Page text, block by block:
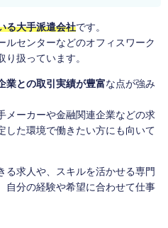
る大手派遣会社です。
ルセンターなどのオフィスワーク
扱っています。
業との取引実績が豊富な点が強み
メーカーや金融関連企業などの求
した環境で働きたい方にも向いて
る求人や、スキルを活かせる専門
自分の経験や希望に合わせて仕事